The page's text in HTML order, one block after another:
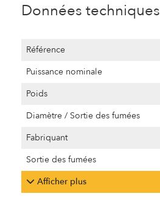
Données techniques
Référence
Puissance nominale
Poids
Diamètre / Sortie des fumées
Fabriquant
Sortie des fumées
Afficher plus